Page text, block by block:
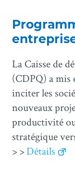
La Caisse de
(CDPQ) a mis
inciter les
nouveaux
productivité
stratégique
> >Détails